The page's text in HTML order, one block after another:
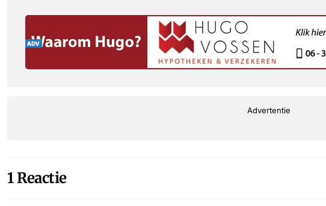
Advertentie
1 Reactie